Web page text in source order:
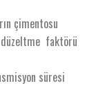
çimentosu
düzeltme faktörü
süresi